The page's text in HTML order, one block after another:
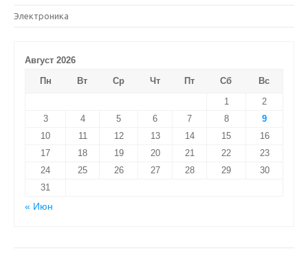
Электроника
Август 2026
Пн
Вт Ср Чт Пт Сб
Вс
1
2
3
4 5 6 7 8
9
10
11 12 13 14 15
16
17
18 19 20 21 22
23
24
25 26 27 28 29
30
31
« Июн